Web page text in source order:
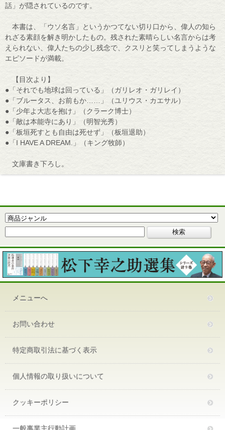
話」が隠されているのです。
本書は、「ウソ名言」というかつてない切り口から、偉人の知ら
れざる素顔を解き明かしたもの。残された素晴らしい名言からは考
えられない、偉人たちの少し残念で、クスリと笑ってしまうような
エピソードが満載。
【目次より】
●「それでも地球は回っている」（ガリレオ・ガリレイ）
●「ブルータス、お前もか……」（ユリウス・カエサル）
●「少年よ大志を抱け」（クラーク博士）
●「敵は本能寺にあり」（明智光秀）
●「板垣死すとも自由は死せず」（板垣退助）
●「I HAVE A DREAM.」（キング牧師）
文庫書き下ろし。
メニューへ
お問い合わせ
特定商取引法に基づく表示
個人情報の取り扱いについて
クッキーポリシー
一般事業主行動計画